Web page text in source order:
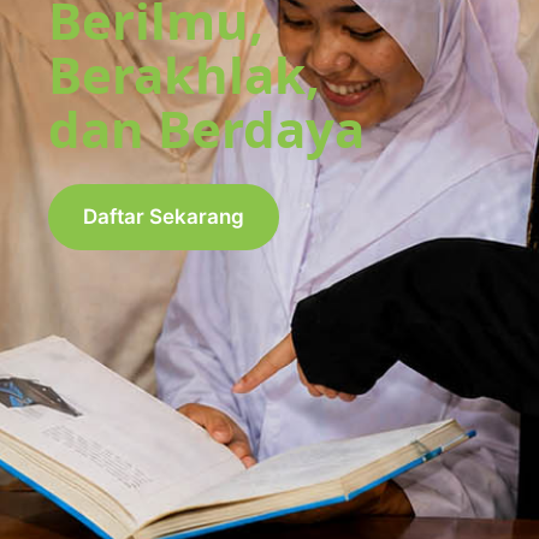
Berilmu,
Berakhlak,
dan Berdaya
Daftar Sekarang